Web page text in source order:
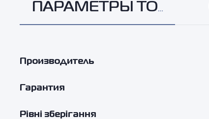
ПАРАМЕТРЫ ТОВАРА
Производитель
Гарантия
Рівні зберігання